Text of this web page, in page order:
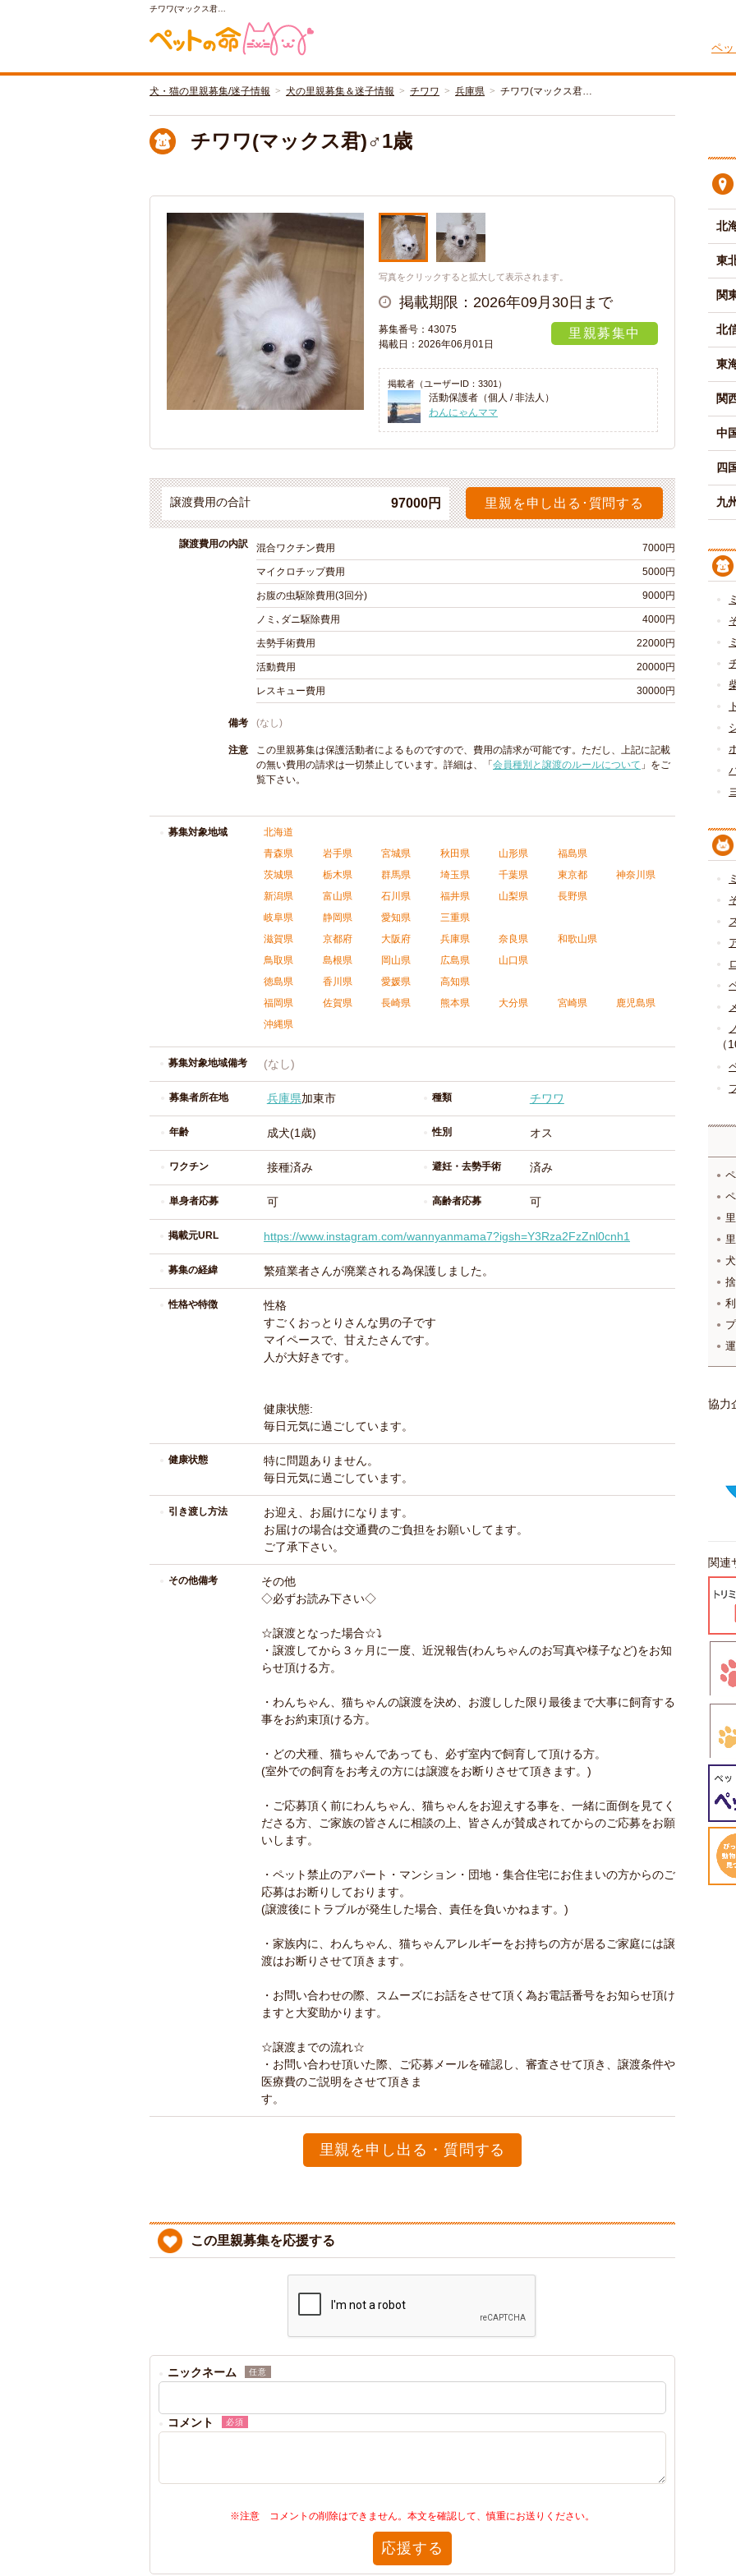
チワワ(マックス君…
ペ
犬・猫の里親募集/迷子情報 犬の里親募集＆迷子情報 チワワ 兵庫県 チワワ(マックス君…
チワワ(マックス君)♂️1歳
写真をクリックすると拡大して表示されます。
掲載期限：2026年09月30日まで
募集番号：43075
掲載日：2026年06月01日
里親募集中
掲載者（ユーザーID：3301）
活動保護者（個人 / 非法人）
わんにゃんママ
里親を申し出る･質問する
譲渡費用の合計 97000円
譲渡費用の内訳 混合ワクチン費用 7000円
マイクロチップ費用 5000円
お腹の虫駆除費用(3回分) 9000円
ノミ､ダニ駆除費用 4000円
去勢手術費用 22000円
活動費用 20000円
レスキュー費用 30000円
備考 (なし)
注意
この里親募集は保護活動者によるものですので、費用の請求が可能です。ただし、上記に記載
の無い費用の請求は一切禁止しています。詳細は、「 会員種別と譲渡のルールについて 」をご
覧下さい。
募集対象地域
北海道
青森県
岩手県 宮城県 秋田県 山形県
福島県
茨城県
栃木県 群馬県 埼玉県 千葉県 東京都
神奈川県
新潟県
富山県 石川県 福井県 山梨県
長野県
岐阜県
静岡県 愛知県
三重県
滋賀県
京都府 大阪府 兵庫県 奈良県
和歌山県
鳥取県
島根県 岡山県 広島県
山口県
徳島県
香川県 愛媛県
高知県
福岡県
佐賀県 長崎県 熊本県 大分県 宮崎県
鹿児島県
沖縄県
募集対象地域備考 (なし)
募集者所在地 兵庫県加東市 種類 チワワ
年齢 成犬(1歳) 性別 オス
ワクチン 接種済み 避妊・去勢手術 済み
単身者応募 可 高齢者応募 可
掲載元URL https://www.instagram.com/wannyanmama7?igsh=Y3Rza2FzZnl0cnh1
募集の経緯 繁殖業者さんが廃業される為保護しました。
性格や特徴
性格
すごくおっとりさんな男の子です
マイペースで、甘えたさんです。
人が大好きです。
健康状態:
毎日元気に過ごしています。
健康状態
特に問題ありません。
毎日元気に過ごしています。
引き渡し方法
お迎え、お届けになります。
お届けの場合は交通費のご負担をお願いしてます。
ご了承下さい。
その他備考
その他
◇必ずお読み下さい◇
☆譲渡となった場合☆⤵️
・譲渡してから３ヶ月に一度、近況報告(わんちゃんのお写真や様子など)をお知
らせ頂ける方。
・わんちゃん、猫ちゃんの譲渡を決め、お渡しした限り最後まで大事に飼育する
事をお約束頂ける方。
・どの犬種、猫ちゃんであっても、必ず室内で飼育して頂ける方。
(室外での飼育をお考えの方には譲渡をお断りさせて頂きます。)
・ご応募頂く前にわんちゃん、猫ちゃんをお迎えする事を、一緒に面倒を見てく
ださる方、ご家族の皆さんに相談の上、皆さんが賛成されてからのご応募をお願
いします。
・ペット禁止のアパート・マンション・団地・集合住宅にお住まいの方からのご
応募はお断りしております。
(譲渡後にトラブルが発生した場合、責任を負いかねます。)
・家族内に、わんちゃん、猫ちゃんアレルギーをお持ちの方が居るご家庭には譲
渡はお断りさせて頂きます。
・お問い合わせの際、スムーズにお話をさせて頂く為お電話番号をお知らせ頂け
ますと大変助かります。
☆譲渡までの流れ☆
・お問い合わせ頂いた際、ご応募メールを確認し、審査させて頂き、譲渡条件や
医療費のご説明をさせて頂きま
す。
里親を申し出る・質問する
この里親募集を応援する
ニックネーム 任意
コメント 必須
※注意 コメントの削除はできません。本文を確認して、慎重にお送りください。
応援する
北
東
関
北
東
関
中
四
九
（
協力
関連